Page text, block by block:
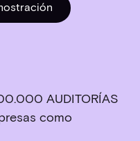
Reserva una
AUDITORÍAS
como